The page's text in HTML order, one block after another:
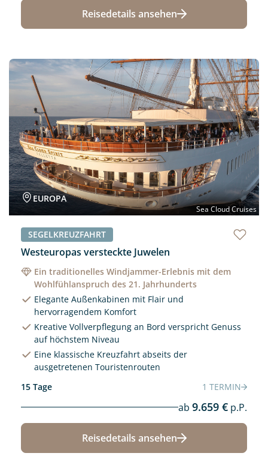
Reisedetails ansehen
Neu
Sea Cloud Cruises
EUROPA
SEGELKREUZFAHRT
Westeuropas versteckte Juwelen
Ein traditionelles Windjammer-Erlebnis mit dem
Wohlfühlanspruch des 21. Jahrhunderts
Elegante Außenkabinen mit Flair und
hervorragendem Komfort
Kreative Vollverpflegung an Bord verspricht Genuss
auf höchstem Niveau
Eine klassische Kreuzfahrt abseits der
ausgetretenen Touristenrouten
15 Tage
1 TERMIN
ab 9.659 € p.P.
Reisedetails ansehen